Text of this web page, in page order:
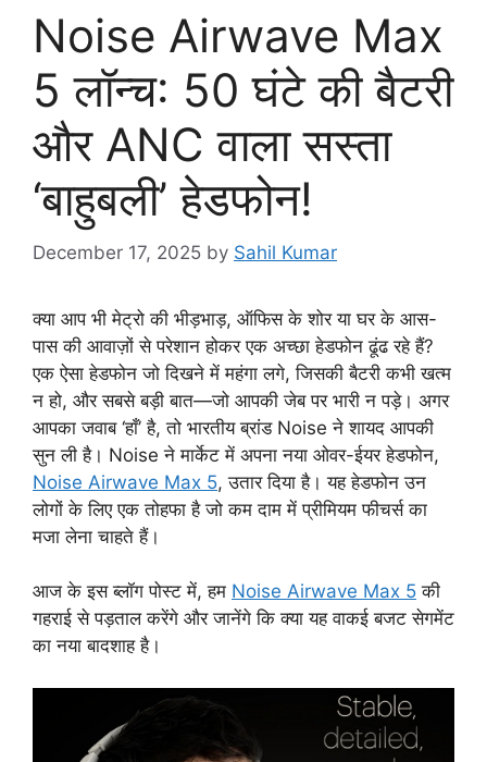
Noise Airwave Max
5 लॉन्च: 50 घंटे की बैटरी
और ANC वाला सस्ता
‘बाहुबली’ हेडफोन!
December 17, 2025 by Sahil Kumar
क्या आप भी मेट्रो की भीड़भाड़, ऑफिस के शोर या घर के आस-
पास की आवाज़ों से परेशान होकर एक अच्छा हेडफोन ढूंढ रहे हैं?
एक ऐसा हेडफोन जो दिखने में महंगा लगे, जिसकी बैटरी कभी खत्म
न हो, और सबसे बड़ी बात—जो आपकी जेब पर भारी न पड़े। अगर
आपका जवाब ‘हाँ’ है, तो भारतीय ब्रांड Noise ने शायद आपकी
सुन ली है। Noise ने मार्केट में अपना नया ओवर-ईयर हेडफोन,
Noise Airwave Max 5, उतार दिया है। यह हेडफोन उन
लोगों के लिए एक तोहफा है जो कम दाम में प्रीमियम फीचर्स का
मजा लेना चाहते हैं।
आज के इस ब्लॉग पोस्ट में, हम Noise Airwave Max 5 की
गहराई से पड़ताल करेंगे और जानेंगे कि क्या यह वाकई बजट सेगमेंट
का नया बादशाह है।